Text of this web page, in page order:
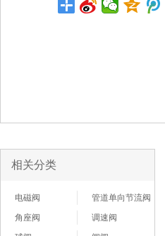
相关分类
电磁阀
管道单向节流阀
角座阀
调速阀